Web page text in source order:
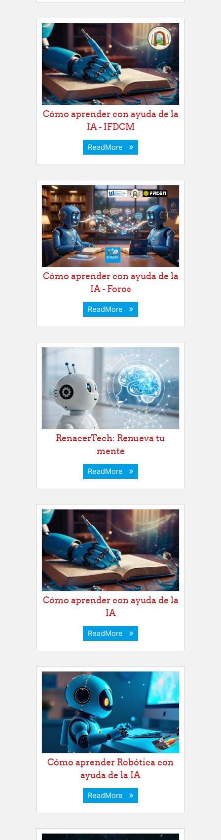
Cómo aprender con ayuda de la
IA - IFDCM
ReadMore
Cómo aprender con ayuda de la
IA - Foros
ReadMore
RenacerTech: Renueva tu
mente
ReadMore
Cómo aprender con ayuda de la
IA
ReadMore
Cómo aprender Robótica con
ayuda de la IA
ReadMore